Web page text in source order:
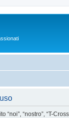
“noi”, “nostro”, “T-